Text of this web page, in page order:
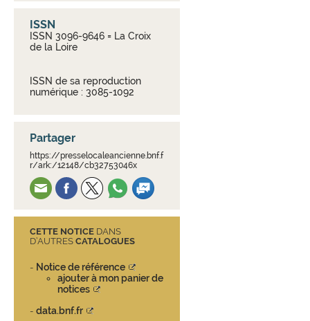
ISSN
ISSN 3096-9646 = La Croix
de la Loire
ISSN de sa reproduction
numérique : 3085-1092
Partager
https://presselocaleancienne.bnf.f
r/ark:/12148/cb32753046x
CETTE NOTICE DANS
D’AUTRES CATALOGUES
- Notice de référence
ajouter à mon panier de
notices
- data.bnf.fr